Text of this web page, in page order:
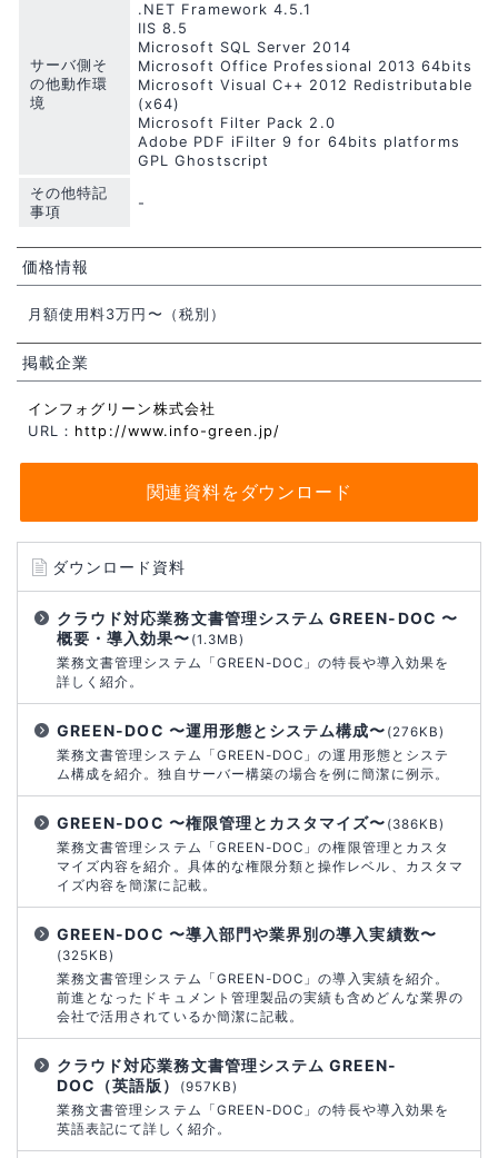
サーバ側そ
の他動作環
境
.NET Framework 4.5.1
IIS 8.5
Microsoft SQL Server 2014
Microsoft Office Professional 2013 64bits
Microsoft Visual C++ 2012 Redistributable
(x64)
Microsoft Filter Pack 2.0
Adobe PDF iFilter 9 for 64bits platforms
GPL Ghostscript
その他特記
事項
-
価格情報
月額使用料3万円〜（税別）
掲載企業
インフォグリーン株式会社
URL： http://www.info-green.jp/
関連資料をダウンロード
ダウンロード資料
クラウド対応業務文書管理システム GREEN-DOC 〜
概要・導入効果〜 (1.3MB)
業務文書管理システム「GREEN-DOC」の特長や導入効果を
詳しく紹介。
GREEN-DOC 〜運用形態とシステム構成〜 (276KB)
業務文書管理システム「GREEN-DOC」の運用形態とシステ
ム構成を紹介。独自サーバー構築の場合を例に簡潔に例示。
GREEN-DOC 〜権限管理とカスタマイズ〜 (386KB)
業務文書管理システム「GREEN-DOC」の権限管理とカスタ
マイズ内容を紹介。具体的な権限分類と操作レベル、カスタマ
イズ内容を簡潔に記載。
GREEN-DOC 〜導入部門や業界別の導入実績数〜
(325KB)
業務文書管理システム「GREEN-DOC」の導入実績を紹介。
前進となったドキュメント管理製品の実績も含めどんな業界の
会社で活用されているか簡潔に記載。
クラウド対応業務文書管理システム GREEN-
DOC（英語版）
(957KB)
業務文書管理システム「GREEN-DOC」の特長や導入効果を
英語表記にて詳しく紹介。